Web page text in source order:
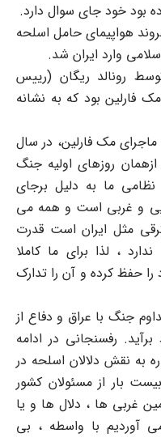
بود خود جای سوال دارد.
هواپیمای حامل اسلحه
وارد ایران شد.
رونالد ریگان (رییس
فارلین بود که به نشانه
مک فارلین، در سال
ازهمان روزهای اولیه جنگ
ما به دلیل برجای
و غربی است و همه می
مثل ایران است قدرت
، لذا برای ما کاملا
حفظ کرده و آن را تدارک
جنگ با عراق و دفاع از
رفسنجانی در ادامه
به نقش دلالان اسلحه در
بار از مسئولان کشور
غربی ها ، دلال ها و یا
آوردیم با واسطه ، بی